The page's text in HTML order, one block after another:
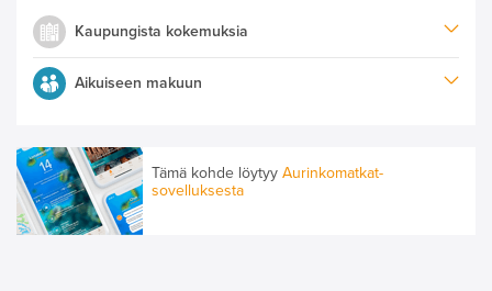
Kaupungista kokemuksia
Aikuiseen makuun
Tämä kohde löytyy Aurinkomatkat-
sovelluksesta